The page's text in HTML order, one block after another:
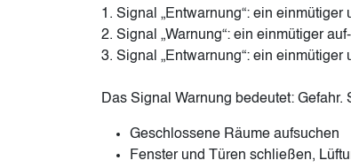
1. Signal „Entwarnung“: ein
2. Signal „Warnung“: ein einmütiger
3. Signal „Entwarnung“: ein
Das Signal Warnung bedeutet:
Geschlossene Räume aufsuchen
Fenster und Türen schließen,